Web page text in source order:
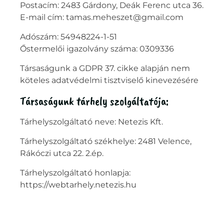
Postacím: 2483 Gárdony, Deák Ferenc utca 36.
E-mail cím: tamas.meheszet@gmail.com
Adószám: 54948224-1-51
Őstermelői igazolvány száma: 0309336
Társaságunk a GDPR 37. cikke alapján nem
köteles adatvédelmi tisztviselő kinevezésére
Társaságunk tárhely szolgáltatója:
Tárhelyszolgáltató neve: Netezis Kft.
Tárhelyszolgáltató székhelye: 2481 Velence,
Rákóczi utca 22. 2.ép.
Tárhelyszolgáltató honlapja:
https://webtarhely.netezis.hu